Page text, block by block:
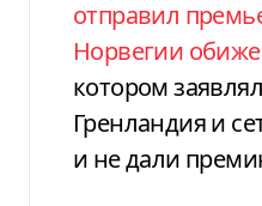
отправил
Норвегии
котором
Гренландия и
и не дали